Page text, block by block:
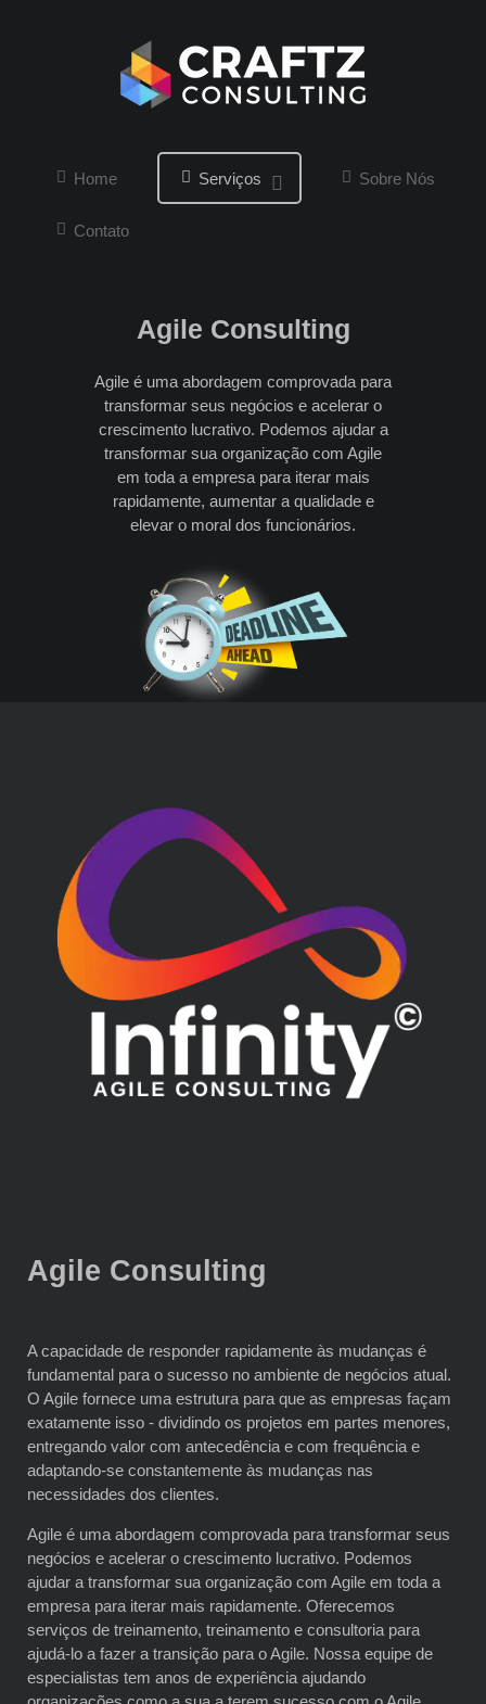
Home Serviços Sobre Nós
Contato
Agile Consulting
Agile é uma abordagem comprovada para
transformar seus negócios e acelerar o
crescimento lucrativo. Podemos ajudar a
transformar sua organização com Agile
em toda a empresa para iterar mais
rapidamente, aumentar a qualidade e
elevar o moral dos funcionários.
Agile Consulting
A capacidade de responder rapidamente às mudanças é
fundamental para o sucesso no ambiente de negócios atual.
O Agile fornece uma estrutura para que as empresas façam
exatamente isso - dividindo os projetos em partes menores,
entregando valor com antecedência e com frequência e
adaptando-se constantemente às mudanças nas
necessidades dos clientes.
Agile é uma abordagem comprovada para transformar seus
negócios e acelerar o crescimento lucrativo. Podemos
ajudar a transformar sua organização com Agile em toda a
empresa para iterar mais rapidamente. Oferecemos
serviços de treinamento, treinamento e consultoria para
ajudá-lo a fazer a transição para o Agile. Nossa equipe de
especialistas tem anos de experiência ajudando